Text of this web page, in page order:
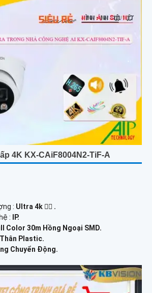
4K KX-CAiF8004N2-TiF-A
: Ultra 4k 👍🏾 .
:
IP.
Color 30m Hồng Ngoại SMD.
Thân Plastic.
Chuyển Động.